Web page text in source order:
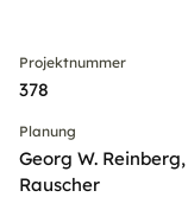
Projektnummer
378
Planung
Georg W.
Rauscher